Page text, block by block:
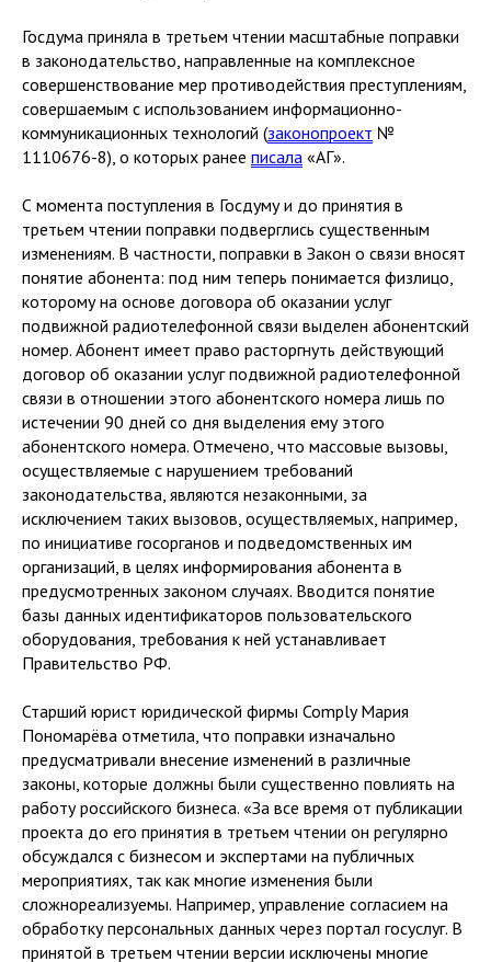
Госдума приняла в третьем чтении масштабные поправки
в законодательство, направленные на комплексное
совершенствование мер противодействия преступлениям,
совершаемым с использованием информационно-
коммуникационных технологий (законопроект №
1110676-8), о которых ранее писала «АГ».
С момента поступления в Госдуму и до принятия в
третьем чтении поправки подверглись существенным
изменениям. В частности, поправки в Закон о связи вносят
понятие абонента: под ним теперь понимается физлицо,
которому на основе договора об оказании услуг
подвижной радиотелефонной связи выделен абонентский
номер. Абонент имеет право расторгнуть действующий
договор об оказании услуг подвижной радиотелефонной
связи в отношении этого абонентского номера лишь по
истечении 90 дней со дня выделения ему этого
абонентского номера. Отмечено, что массовые вызовы,
осуществляемые с нарушением требований
законодательства, являются незаконными, за
исключением таких вызовов, осуществляемых, например,
по инициативе госорганов и подведомственных им
организаций, в целях информирования абонента в
предусмотренных законом случаях. Вводится понятие
базы данных идентификаторов пользовательского
оборудования, требования к ней устанавливает
Правительство РФ.
Старший юрист юридической фирмы Comply Мария
Пономарёва отметила, что поправки изначально
предусматривали внесение изменений в различные
законы, которые должны были существенно повлиять на
работу российского бизнеса. «За все время от публикации
проекта до его принятия в третьем чтении он регулярно
обсуждался с бизнесом и экспертами на публичных
мероприятиях, так как многие изменения были
сложнореализуемы. Например, управление согласием на
обработку персональных данных через портал госуслуг. В
принятой в третьем чтении версии исключены многие